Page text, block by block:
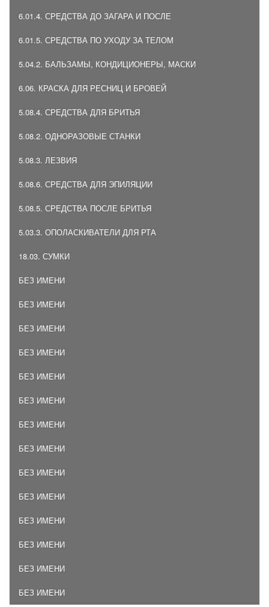
6.01.4. СРЕДСТВА ДО ЗАГАРА И ПОСЛЕ
6.01.5. СРЕДСТВА ПО УХОДУ ЗА ТЕЛОМ
5.04.2. БАЛЬЗАМЫ, КОНДИЦИОНЕРЫ, МАСКИ
6.06. КРАСКА ДЛЯ РЕСНИЦ И БРОВЕЙ
5.08.4. СРЕДСТВА ДЛЯ БРИТЬЯ
5.08.2. ОДНОРАЗОВЫЕ СТАНКИ
5.08.3. ЛЕЗВИЯ
5.08.6. СРЕДСТВА ДЛЯ ЭПИЛЯЦИИ
5.08.5. СРЕДСТВА ПОСЛЕ БРИТЬЯ
5.03.3. ОПОЛАСКИВАТЕЛИ ДЛЯ РТА
18.03. СУМКИ
БЕЗ ИМЕНИ
БЕЗ ИМЕНИ
БЕЗ ИМЕНИ
БЕЗ ИМЕНИ
БЕЗ ИМЕНИ
БЕЗ ИМЕНИ
БЕЗ ИМЕНИ
БЕЗ ИМЕНИ
БЕЗ ИМЕНИ
БЕЗ ИМЕНИ
БЕЗ ИМЕНИ
БЕЗ ИМЕНИ
БЕЗ ИМЕНИ
БЕЗ ИМЕНИ